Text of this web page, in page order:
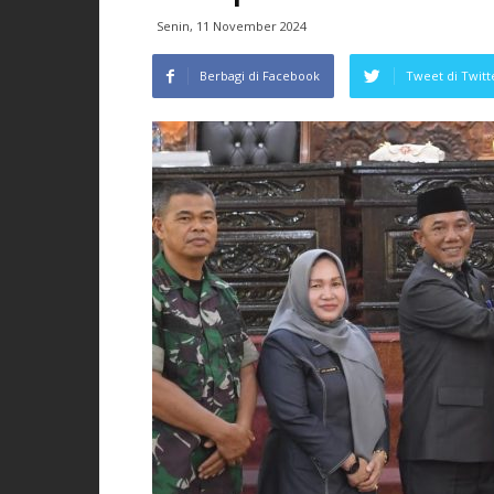
Senin, 11 November 2024
Berbagi di Facebook Tweet di